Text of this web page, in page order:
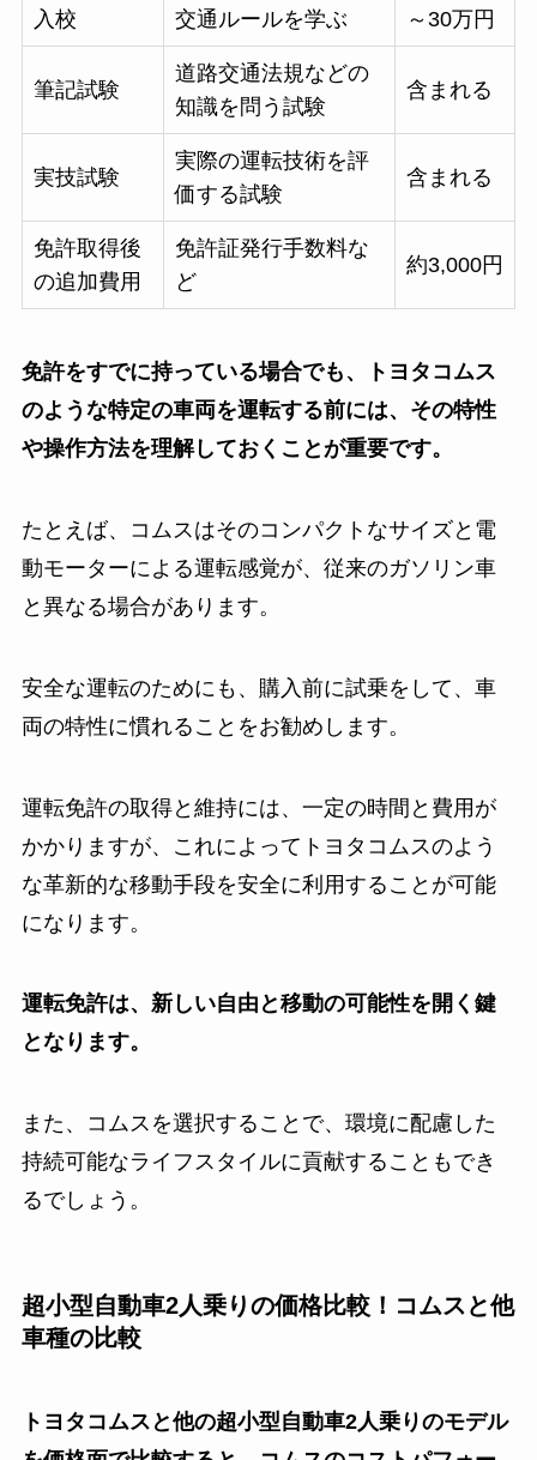
入校
交通ルールを学ぶ
～30万円
筆記試験
道路交通法規などの
知識を問う試験
含まれる
実技試験
実際の運転技術を評
価する試験
含まれる
免許取得後
の追加費用
免許証発行手数料な
ど
約3,000円
免許をすでに持っている場合でも、トヨタコムス
のような特定の車両を運転する前には、その特性
や操作方法を理解しておくことが重要です。
たとえば、コムスはそのコンパクトなサイズと電
動モーターによる運転感覚が、従来のガソリン車
と異なる場合があります。
安全な運転のためにも、購入前に試乗をして、車
両の特性に慣れることをお勧めします。
運転免許の取得と維持には、一定の時間と費用が
かかりますが、これによってトヨタコムスのよう
な革新的な移動手段を安全に利用することが可能
になります。
運転免許は、新しい自由と移動の可能性を開く鍵
となります。
また、コムスを選択することで、環境に配慮した
持続可能なライフスタイルに貢献することもでき
るでしょう。
超小型自動車2人乗りの価格比較！コムスと他
車種の比較
トヨタコムスと他の超小型自動車2人乗りのモデル